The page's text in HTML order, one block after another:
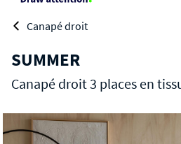
Canapé droit
SUMMER
Canapé droit 3 places en